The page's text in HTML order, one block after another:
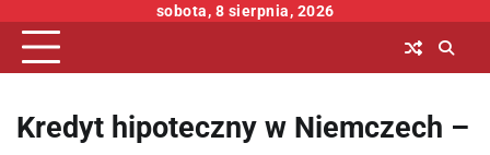
content
sobota, 8 sierpnia, 2026
Kredyt hipoteczny w Niemczech –